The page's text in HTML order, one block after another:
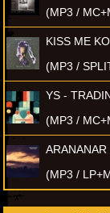
(MP3 /
KISS ME
(MP3 /
YS -
(MP3 /
ARANANAR
(MP3 /